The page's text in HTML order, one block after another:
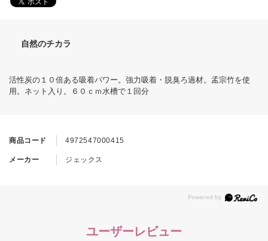
商品コード 4972547000415
メーカー ジェックス
自然のチカラ
活性炭の１０倍ある吸着パワー。強力吸着・脱臭ろ過材。孟宗竹を使
用。ネット入り。６０ｃｍ水槽で１回分
ユーザーレビュー